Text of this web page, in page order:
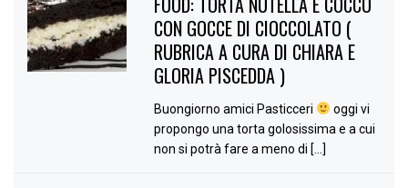
CON GOCCE DI CIOCCOLATO (
RUBRICA A CURA DI CHIARA E
GLORIA PISCEDDA )
Buongiorno amici Pasticceri
oggi vi
propongo una torta golosissima e a cui
non si potrà fare a meno di […]